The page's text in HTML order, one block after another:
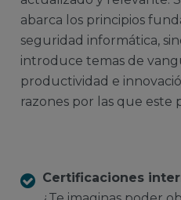
abarca los principios
seguridad informática,
introduce temas de
productividad e
razones por las que este
Certificaciones